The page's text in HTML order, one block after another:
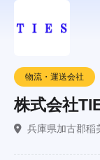
物流・運送会社
株式会社
兵庫県加古郡